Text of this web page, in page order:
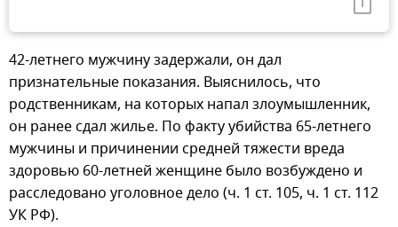
42-летнего мужчину задержали, он дал
признательные показания. Выяснилось, что
родственникам, на которых напал злоумышленник,
он ранее сдал жилье. По факту убийства 65-летнего
мужчины и причинении средней тяжести вреда
здоровью 60-летней женщине было возбуждено и
расследовано уголовное дело (ч. 1 ст. 105, ч. 1 ст. 112
УК РФ).